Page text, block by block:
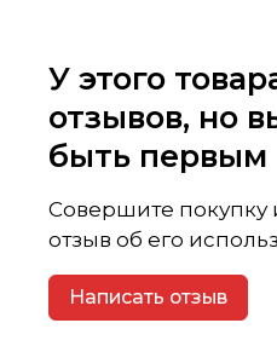
У этого
отзывов, но
быть первым
Совершите покупку
отзыв об его
Написать отзыв